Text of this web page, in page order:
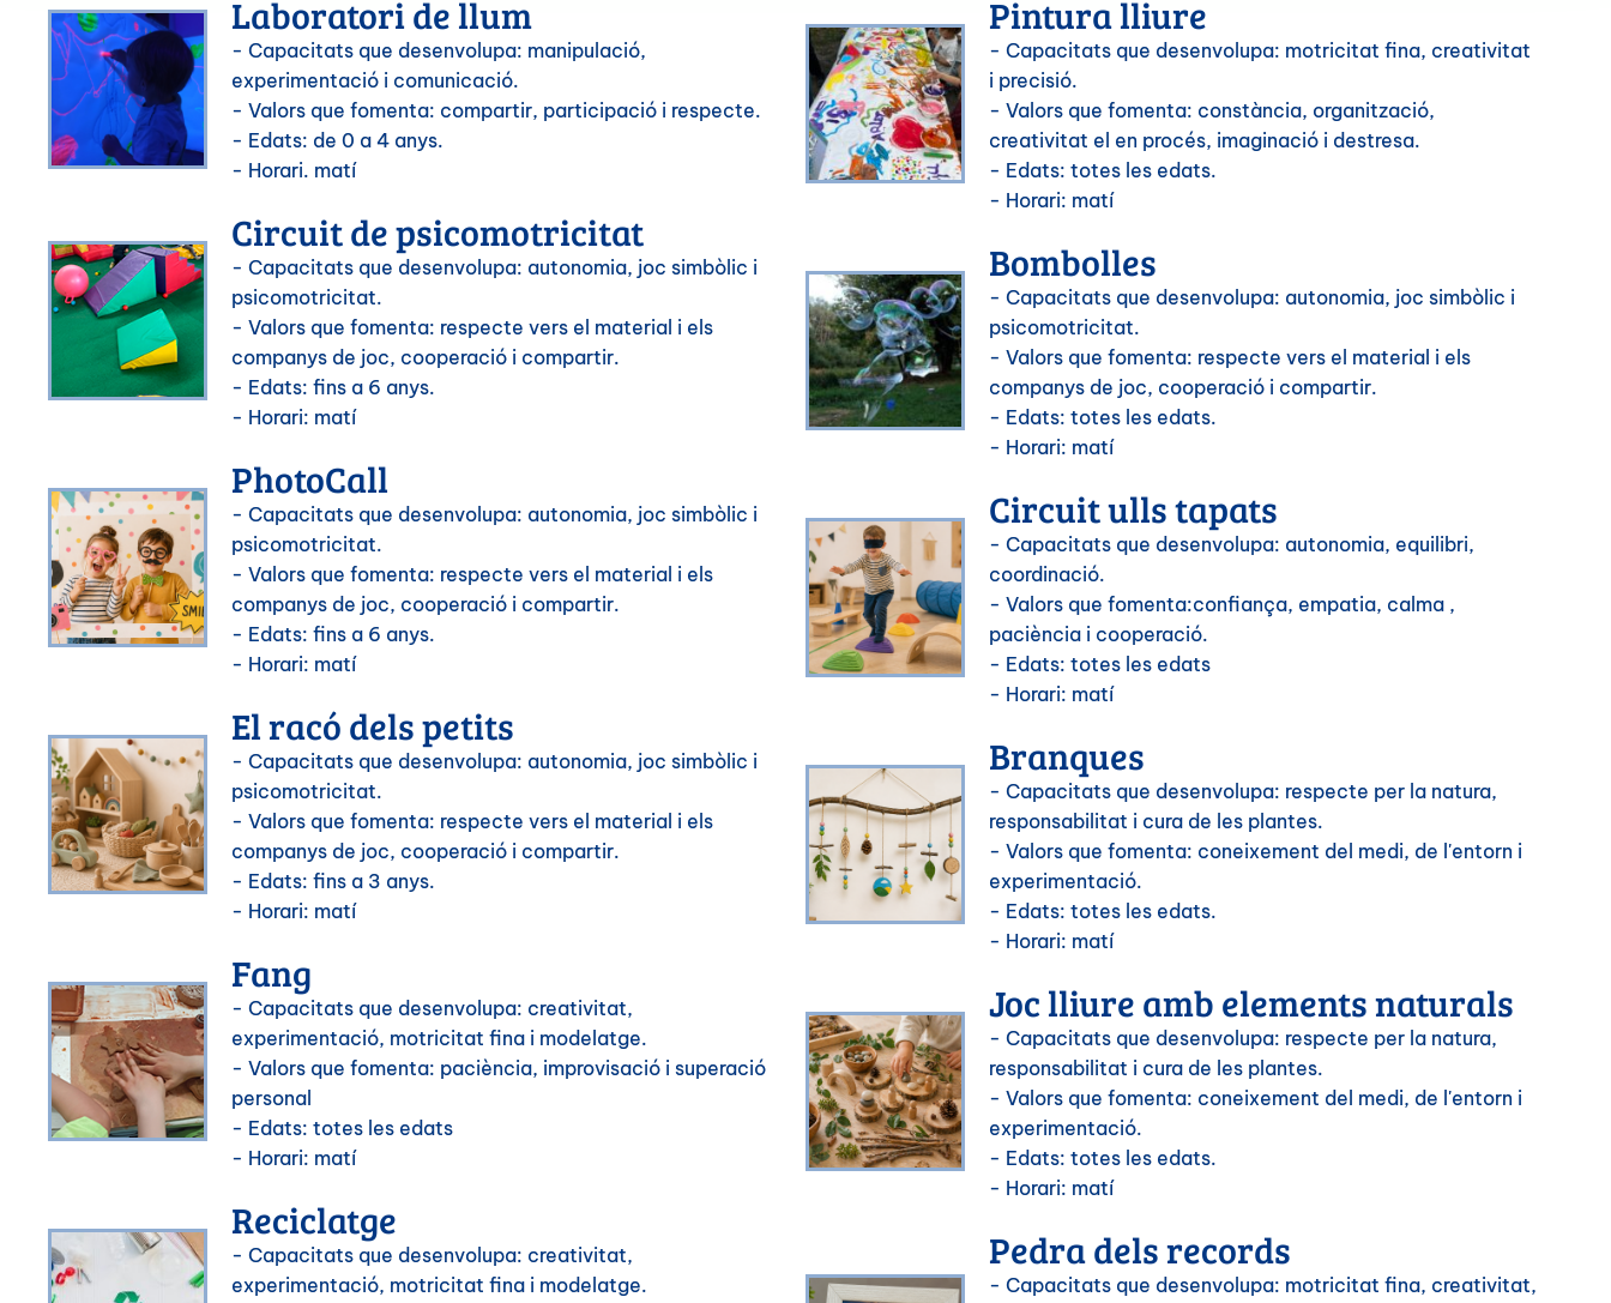
Laboratori de llum
- Capacitats que desenvolupa: manipulació,
experimentació i comunicació.
- Valors que fomenta: compartir, participació i respecte.
- Edats: de 0 a 4 anys.
- Horari. matí
Circuit de psicomotricitat
- Capacitats que desenvolupa: autonomia, joc simbòlic i
psicomotricitat.
- Valors que fomenta: respecte vers el material i els
companys de joc, cooperació i compartir.
- Edats: fins a 6 anys.
- Horari: matí
PhotoCall
- Capacitats que desenvolupa: autonomia, joc simbòlic i
psicomotricitat.
- Valors que fomenta: respecte vers el material i els
companys de joc, cooperació i compartir.
- Edats: fins a 6 anys.
- Horari: matí
El racó dels petits
- Capacitats que desenvolupa: autonomia, joc simbòlic i
psicomotricitat.
- Valors que fomenta: respecte vers el material i els
companys de joc, cooperació i compartir.
- Edats: fins a 3 anys.
- Horari: matí
Fang
- Capacitats que desenvolupa: creativitat,
experimentació, motricitat fina i modelatge.
- Valors que fomenta: paciència, improvisació i superació
personal
- Edats: totes les edats
- Horari: matí
Reciclatge
- Capacitats que desenvolupa: creativitat,
experimentació, motricitat fina i modelatge.
Pintura lliure
- Capacitats que desenvolupa: motricitat fina, creativitat
i precisió.
- Valors que fomenta: constància, organització,
creativitat el en procés, imaginació i destresa.
- Edats: totes les edats.
- Horari: matí
Bombolles
- Capacitats que desenvolupa: autonomia, joc simbòlic i
psicomotricitat.
- Valors que fomenta: respecte vers el material i els
companys de joc, cooperació i compartir.
- Edats: totes les edats.
- Horari: matí
Circuit ulls tapats
- Capacitats que desenvolupa: autonomia, equilibri,
coordinació.
- Valors que fomenta:confiança, empatia, calma ,
paciència i cooperació.
- Edats: totes les edats
- Horari: matí
Branques
- Capacitats que desenvolupa: respecte per la natura,
responsabilitat i cura de les plantes.
- Valors que fomenta: coneixement del medi, de l'entorn i
experimentació.
- Edats: totes les edats.
- Horari: matí
Joc lliure amb elements naturals
- Capacitats que desenvolupa: respecte per la natura,
responsabilitat i cura de les plantes.
- Valors que fomenta: coneixement del medi, de l'entorn i
experimentació.
- Edats: totes les edats.
- Horari: matí
Pedra dels records
- Capacitats que desenvolupa: motricitat fina, creativitat,